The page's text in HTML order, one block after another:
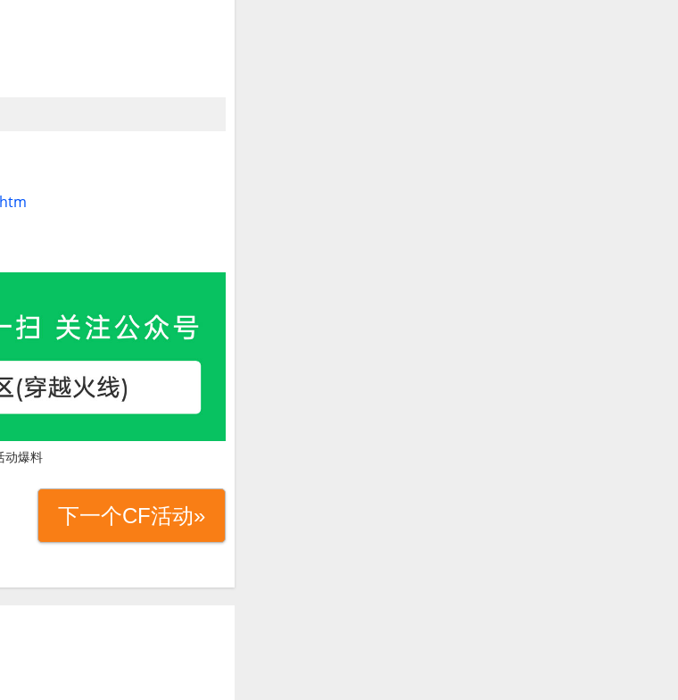
动爆料
下一个CF活动»